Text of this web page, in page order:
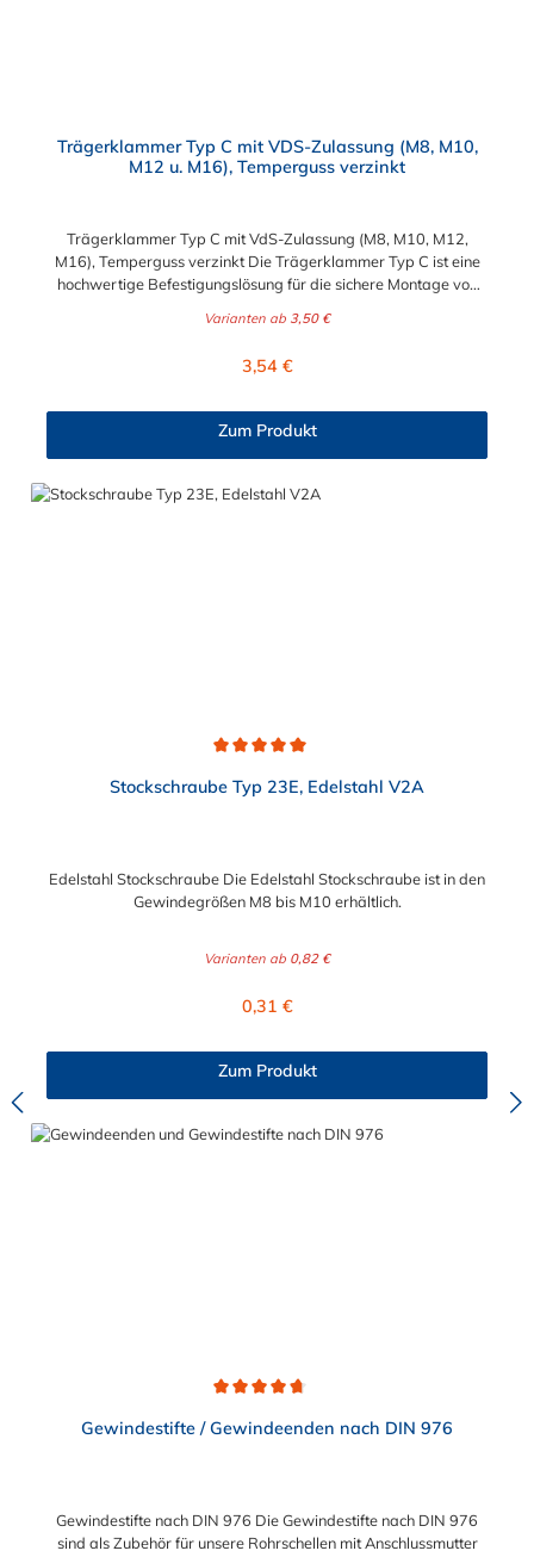
Trägerklammer Typ C mit VDS-Zulassung (M8, M10,
M12 u. M16), Temperguss verzinkt
Trägerklammer Typ C mit VdS-Zulassung (M8, M10, M12,
M16), Temperguss verzinkt Die Trägerklammer Typ C ist eine
hochwertige Befestigungslösung für die sichere Montage von
Schweißen oder Bohren. Dank ihrer robusten Konstruktion und
Anwendungen geeignet. Klemmweite nach Abmessung:M8:
26mmM16: Klemmweite 28mm Eigenschaften: Material:
Hergestellt aus verzinktem Temperguss für maximale Stabilität
und Korrosionsschutz.Befestigung: Inklusive Sechskantschraube
und Kontermutter M10 für eine einfache und sichere
Varianten ab 3,50 €
Regulärer Preis:
3,54 €
Zum Produkt
Stockschraube Typ 23E, Edelstahl V2A
Edelstahl Stockschraube Die Edelstahl Stockschraube ist in den
Gewindegrößen M8 bis M10 erhältlich.
Varianten ab 0,82 €
Regulärer Preis:
0,31 €
Zum Produkt
Gewindestifte / Gewindeenden nach DIN 976
Gewindestifte nach DIN 976 Die Gewindestifte nach DIN 976
sind als Zubehör für unsere Rohrschellen mit Anschlussmutter